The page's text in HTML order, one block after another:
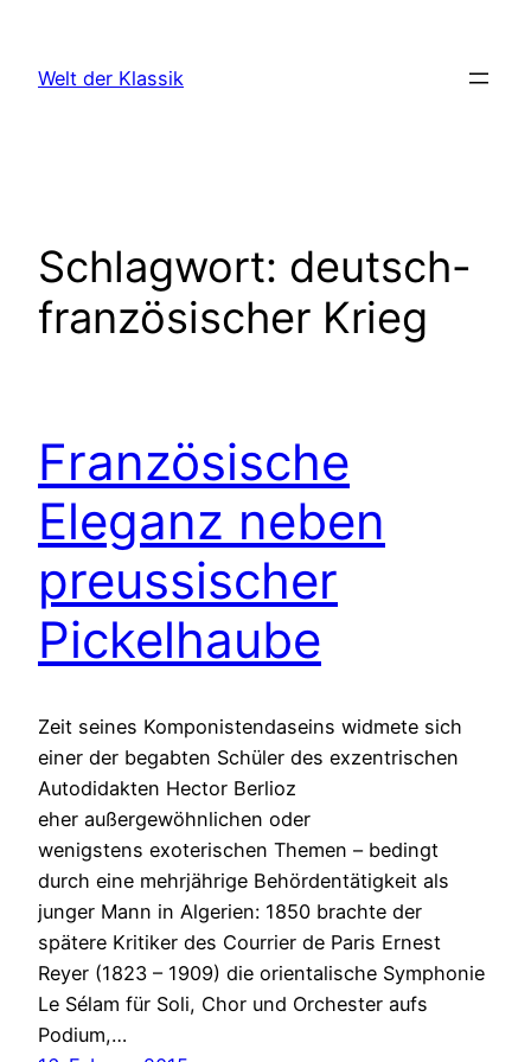
springen
Welt der Klassik
Schlagwort: deutsch-
französischer Krieg
Französische
Eleganz neben
preussischer
Pickelhaube
Zeit seines Komponistendaseins widmete sich
einer der begabten Schüler des exzentrischen
Autodidakten Hector Berlioz
eher außergewöhnlichen oder
wenigstens exoterischen Themen – bedingt
durch eine mehrjährige Behördentätigkeit als
junger Mann in Algerien: 1850 brachte der
spätere Kritiker des Courrier de Paris Ernest
Reyer (1823 – 1909) die orientalische Symphonie
Le Sélam für Soli, Chor und Orchester aufs
Podium,…